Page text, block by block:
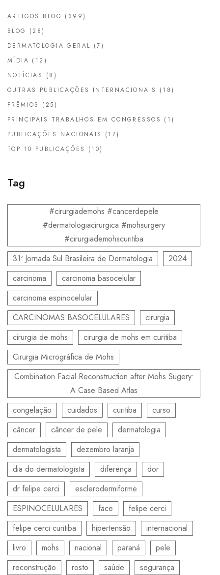
ARTIGOS BLOG (399)
BLOG
(28)
DERMATOLOGIA GERAL (7)
MÍDIA (12)
NOTÍCIAS
(8)
OUTRAS PUBLICAÇÕES INTERNACIONAIS
(18)
PRÊMIOS
(25)
PRINCIPAIS TRABALHOS EM CONGRESSOS (1)
PUBLICAÇÕES NACIONAIS
(17)
TOP 10 PUBLICAÇÕES
(10)
Tag
#cirurgiademohs #cancerdepele
#dermatologiacirurgica #mohsurgery
#cirurgiademohscuritiba
31º Jornada Sul Brasileira de Dermatologia
2024
carcinoma
carcinoma basocelular
carcinoma espinocelular
CARCINOMAS BASOCELULARES
cirurgia
cirurgia de mohs
cirurgia de mohs em curitiba
Cirurgia Micrográfica de Mohs
Combination Facial Reconstruction after Mohs Sugery:
A Case Based Atlas
congelação
cuidados curitiba
curso
câncer
câncer de pele
dermatologia
dermatologista
dezembro laranja
dia do dermatologista
diferença
dor
dr felipe cerci
esclerodermiforme
ESPINOCELULARES
face
felipe cerci
felipe cerci curitiba
hipertensão
internacional
livro
mohs nacional paraná
pele
reconstrução
rosto saúde
segurança